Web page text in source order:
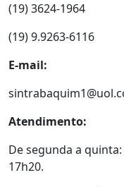
(19) 3624-1964
(19) 9.9263-6116
E-mail:
Atendimento:
De segunda a
17h20.